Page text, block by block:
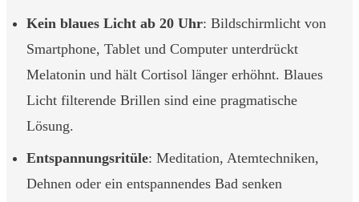
Kein blaues Licht ab 20 Uhr: Bildschirmlicht von
Smartphone, Tablet und Computer unterdrückt
Melatonin und hält Cortisol länger erhöhnt. Blaues
Licht filterende Brillen sind eine pragmatische
Lösung.
Entspannungsritüle: Meditation, Atemtechniken,
Dehnen oder ein entspannendes Bad senken